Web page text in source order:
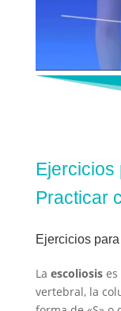
Ejercicios
Practicar
Ejercicios
La escoliosises
vertebral, la